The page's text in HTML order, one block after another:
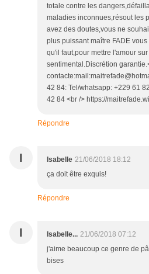
totale contre les
maladies inconnues,résout les
avez des doutes,vous ne
plus puissant maître FADE
qu'il faut,pour mettre l'amour
sentimental.Discrétion
42 84: Tel/whatsapp: +229 61
42 84 <br /> https://
Répondre
I Isabelle 21/06/2018 18:12
ça doit être exquis!
Répondre
I Isabelle... 21/06/2018 07:12
j'aime beaucoup ce genre de
bises